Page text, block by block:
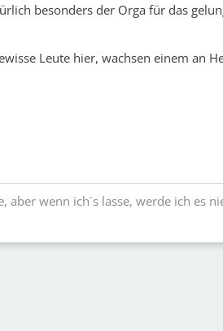
besonders der Orga für das
Leute hier, wachsen einem an
wenn ich´s lasse, werde ich es